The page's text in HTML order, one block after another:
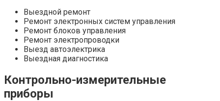
Выездной ремонт
Ремонт электронных систем управления
Ремонт блоков управления
Ремонт электропроводки
Выезд автоэлектрика
Выездная диагностика
Контрольно-измерительные
приборы